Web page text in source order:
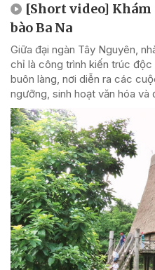
[Short video]
bào Ba Na
Giữa đại ngàn Tây Nguyên,
chỉ là công trình kiến trúc
buôn làng, nơi diễn ra các
ngưỡng, sinh hoạt văn hóa và